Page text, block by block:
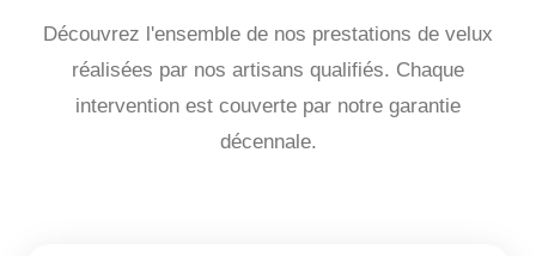
Découvrez l'ensemble de nos prestations de velux
réalisées par nos artisans qualifiés. Chaque
intervention est couverte par notre garantie
décennale.